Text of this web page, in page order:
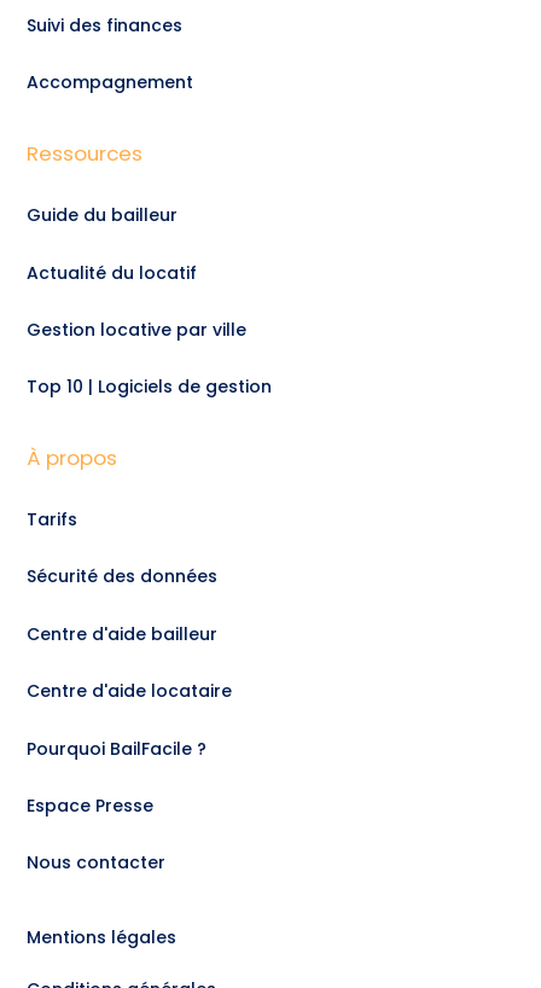
Suivi des finances
Accompagnement
Ressources
Guide du bailleur
Actualité du locatif
Gestion locative par ville
Top 10 | Logiciels de gestion
À propos
Tarifs
Sécurité des données
Centre d'aide bailleur
Centre d'aide locataire
Pourquoi BailFacile ?
Espace Presse
Nous contacter
Mentions légales